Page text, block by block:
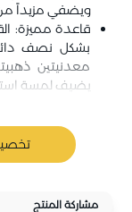
ويضفي مزيداً من
قاعدة مميزة:
بشكل نصف
معدنيتين
يضيف لمسة
مشاركة المنتج